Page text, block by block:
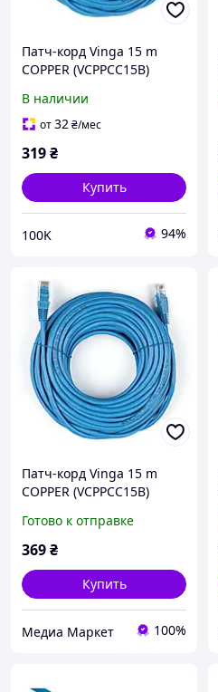
Патч-корд Vinga 15 m
COPPER (VCPPCC15B)
В наличии
от32₴/мес
319₴
Купить
100K 94%
Патч-корд Vinga 15 m
COPPER (VCPPCC15B)
Готово к отправке
369₴
Купить
Медиа Маркет 100%